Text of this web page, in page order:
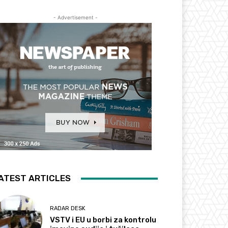
- Advertisement -
ARTICLES
RADAR DESK
VSTV i EU u borbi za kontrolu